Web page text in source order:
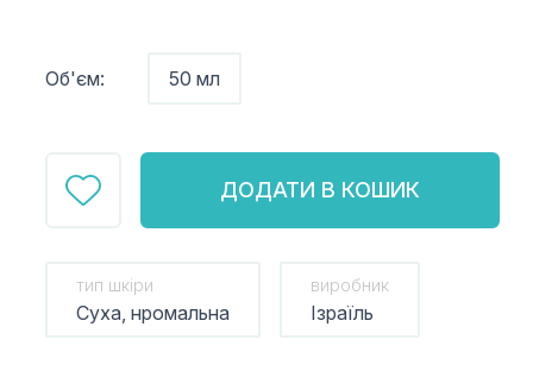
Об'єм: 50 мл
ДОДАТИ В КОШИК
тип шкіри
Суха, нромальна
виробник
Ізраїль